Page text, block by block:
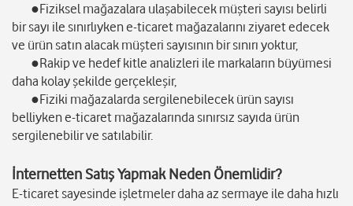
●Fiziksel mağazalara ulaşabilecek müşteri sayısı belirli
bir sayı ile sınırlıyken e-ticaret mağazalarını ziyaret edecek
ve ürün satın alacak müşteri sayısının bir sınırı yoktur,
●Rakip ve hedef kitle analizleri ile markaların büyümesi
daha kolay şekilde gerçekleşir,
●Fiziki mağazalarda sergilenebilecek ürün sayısı
belliyken e-ticaret mağazalarında sınırsız sayıda ürün
sergilenebilir ve satılabilir.
İnternetten Satış Yapmak Neden Önemlidir?
E-ticaret sayesinde işletmeler daha az sermaye ile daha hızlı